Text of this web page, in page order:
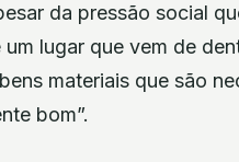
da pressão social
lugar que vem de
materiais que são
bom”.